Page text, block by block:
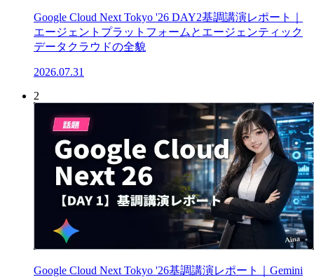
Google Cloud Next Tokyo '26 DAY2基調講演レポート｜
エージェントプラットフォームとエージェンティック
データクラウドの全貌
2026.07.31
2
Google Cloud Next Tokyo '26基調講演レポート｜Gemini